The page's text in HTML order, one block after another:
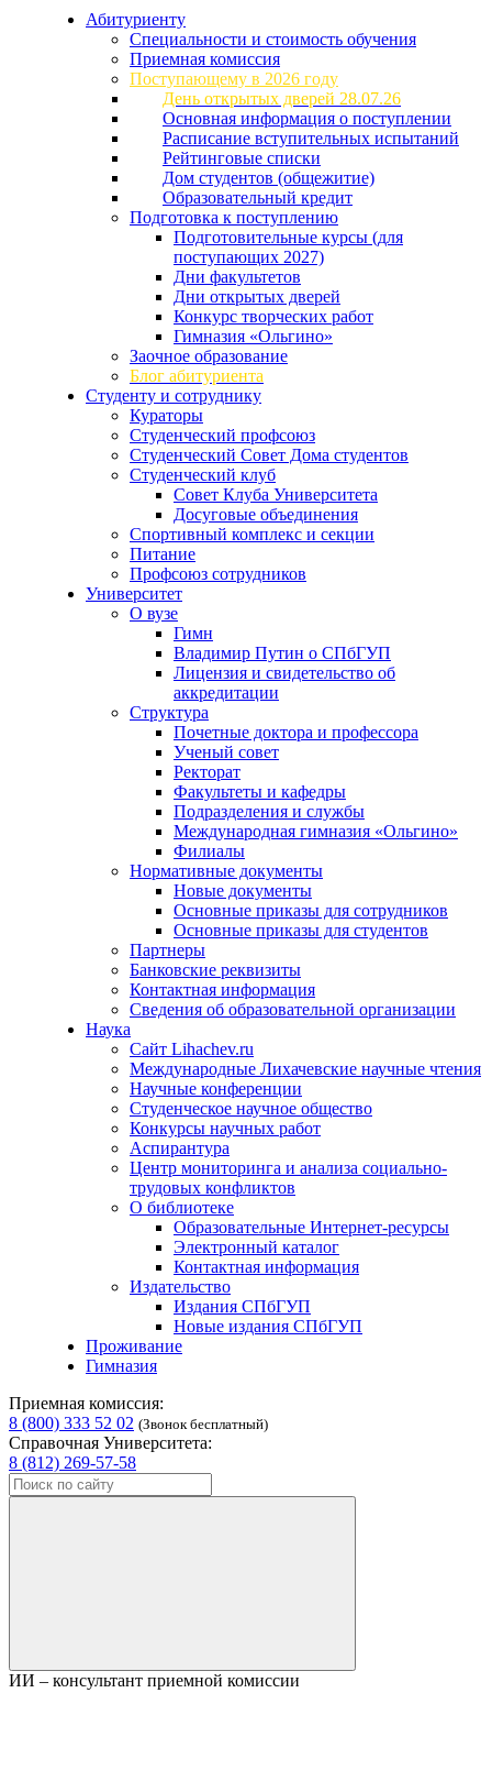
Абитуриенту
Специальности и стоимость обучения
Приемная комиссия
Поступающему в 2026 году
День открытых дверей 28.07.26
Основная информация о поступлении
Расписание вступительных испытаний
Рейтинговые списки
Дом студентов (общежитие)
Образовательный кредит
Подготовка к поступлению
Подготовительные курсы (для
поступающих 2027)
Дни факультетов
Дни открытых дверей
Конкурс творческих работ
Гимназия «Ольгино»
Заочное образование
Блог абитуриента
Студенту и сотруднику
Кураторы
Студенческий профсоюз
Студенческий Совет Дома студентов
Студенческий клуб
Совет Клуба Университета
Досуговые объединения
Спортивный комплекс и секции
Питание
Профсоюз сотрудников
Университет
О вузе
Гимн
Владимир Путин о СПбГУП
Лицензия и свидетельство об
аккредитации
Структура
Почетные доктора и профессора
Ученый совет
Ректорат
Факультеты и кафедры
Подразделения и службы
Международная гимназия «Ольгино»
Филиалы
Нормативные документы
Новые документы
Основные приказы для сотрудников
Основные приказы для студентов
Партнеры
Банковские реквизиты
Контактная информация
Сведения об образовательной организации
Наука
Сайт Lihachev.ru
Международные Лихачевские научные чтения
Научные конференции
Студенческое научное общество
Конкурсы научных работ
Аспирантура
Центр мониторинга и анализа социально-
трудовых конфликтов
О библиотеке
Образовательные Интернет-ресурсы
Электронный каталог
Контактная информация
Издательство
Издания СПбГУП
Новые издания СПбГУП
Проживание
Гимназия
Приемная комиссия:
8 (800) 333 52 02 (Звонок бесплатный)
Справочная Университета:
8 (812) 269-57-58
ИИ – консультант приемной комиссии